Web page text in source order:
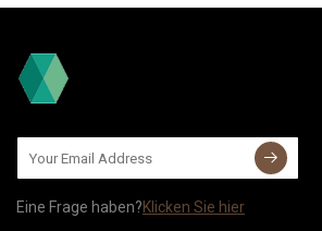
Eine Frage haben?Klicken Sie hier